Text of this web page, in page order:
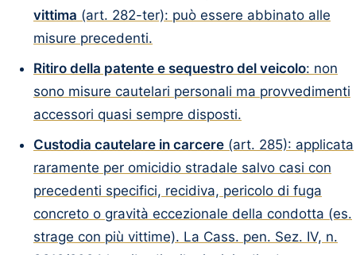
vittima (art. 282-ter): può essere abbinato alle
misure precedenti.
Ritiro della patente e sequestro del veicolo: non
sono misure cautelari personali ma provvedimenti
accessori quasi sempre disposti.
Custodia cautelare in carcere (art. 285): applicata
raramente per omicidio stradale salvo casi con
precedenti specifici, recidiva, pericolo di fuga
concreto o gravità eccezionale della condotta (es.
strage con più vittime). La Cass. pen. Sez. IV, n.